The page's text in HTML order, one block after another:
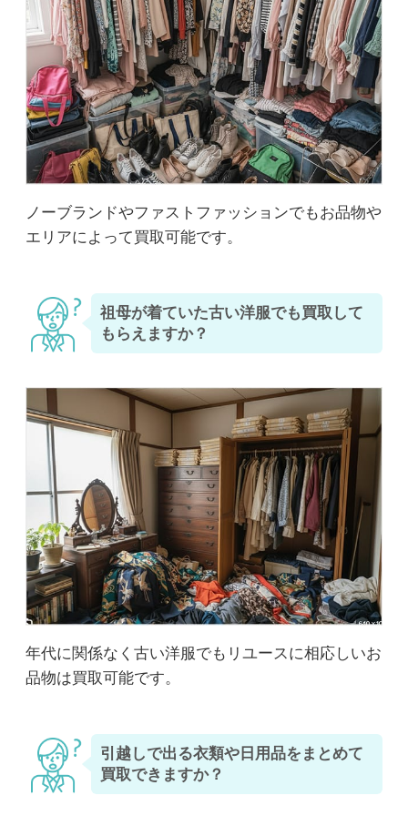
ノーブランドやファストファッションでもお品物や
エリアによって買取可能です。
祖母が着ていた古い洋服でも買取して
もらえますか？
年代に関係なく古い洋服でもリユースに相応しいお
品物は買取可能です。
引越しで出る衣類や日用品をまとめて
買取できますか？